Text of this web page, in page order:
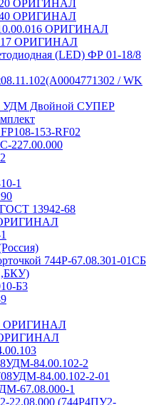
ОРИГИНАЛ
ОРИГИНАЛ
ОРИГИНАЛ
ОРИГИНАЛ
(LED) ФР 01-18/8
/ WK
УДМ Двойной СУПЕР
153-RF02
227.00.000
1
13942-68
ОРИГИНАЛ
744Р-67.08.301-01СБ
,БКУ)
Б3
ОРИГИНАЛ
ОРИГИНАЛ
84.00.102-2
84.00.102-2-01
67.08.000-1
22.08.000 (744Р4ПУ2-